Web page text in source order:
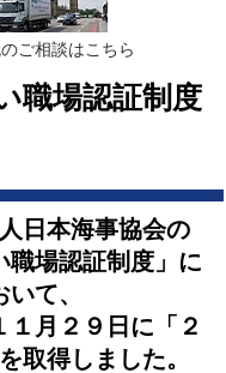
ご相談はこちら
職場認証制度
日本海事協会の
職場認証制度」に
いて、
１月２９日に「２
取得しました。